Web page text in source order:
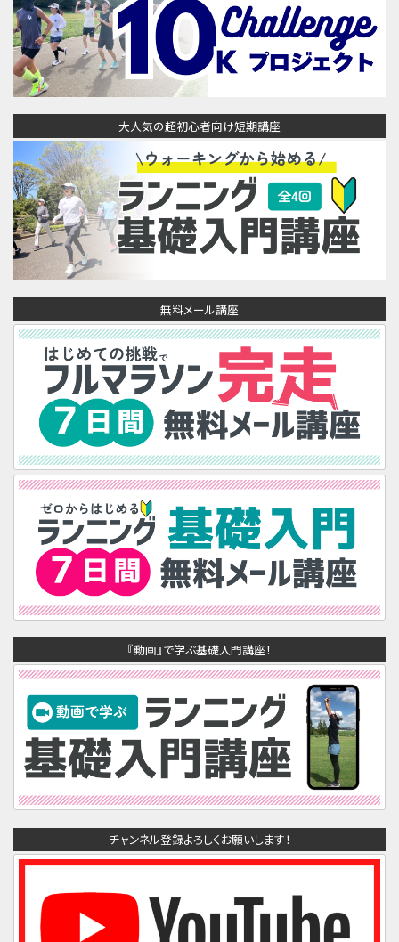
大人気の超初心者向け短期講座
無料メール講座
『動画』で学ぶ基礎入門講座！
チャンネル登録よろしくお願いします！